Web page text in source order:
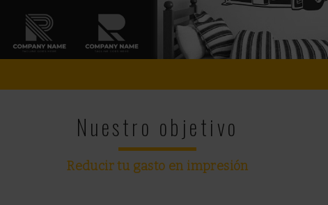
Nuestro objetivo
Reducir tu gasto en impresión